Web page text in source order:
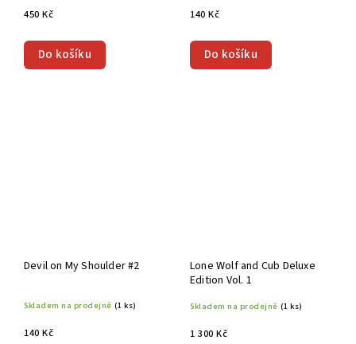
450 Kč
Do košíku
140 Kč
Do košíku
Devil on My Shoulder #2
Skladem na prodejně (1 ks)
140 Kč
Lone Wolf and Cub Deluxe
Edition Vol. 1
Skladem na prodejně (1 ks)
1 300 Kč